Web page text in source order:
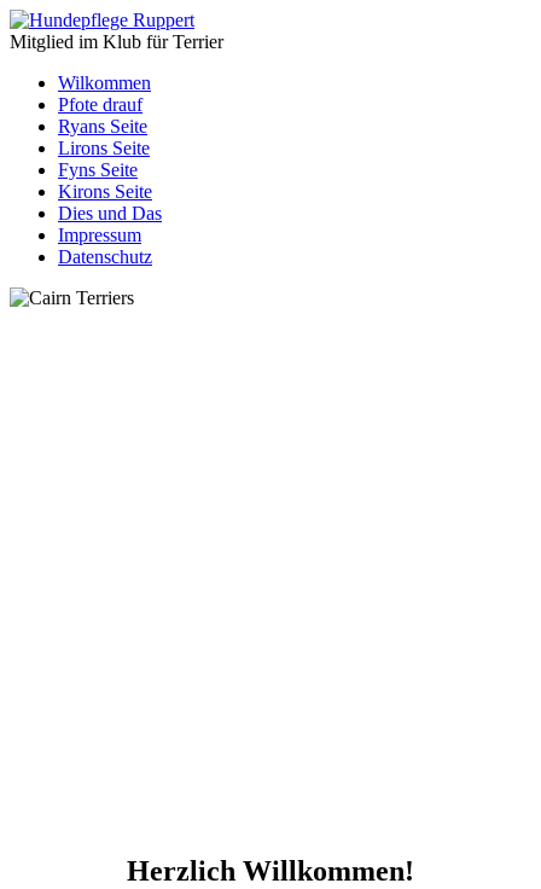
Mitglied im Klub für Terrier
Wilkommen
Pfote drauf
Ryans Seite
Lirons Seite
Fyns Seite
Kirons Seite
Dies und Das
Impressum
Datenschutz
Herzlich Willkommen!